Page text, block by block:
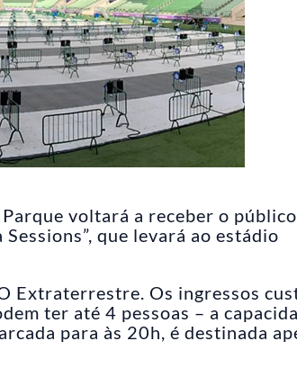
voltará a receber o
que levará ao estádio
Extraterrestre. Os ingressos
ter até 4 pessoas – a
para às 20h, é destinada